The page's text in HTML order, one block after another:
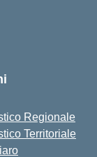
Regionale
Territoriale